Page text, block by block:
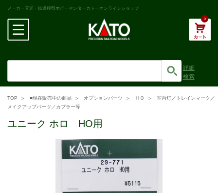
メーカー直送・鉄道模型ホビーセンターカトーオンラインショップ
0
詳細
検索
TOP ■現在販売中の商品 オプションパーツ ＨＯ
室内灯／トレインマーク／
メイクアップパーツ／カプラー等
ユニーク ホロ HO用